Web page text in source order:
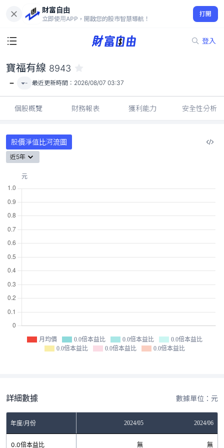
財富自由
立即使用APP，開啟您的股市智慧導航！
打開
登入
-
寶福有線 8943
- - 最近更新時間： 2026/08/07 03:37
個股概覽 財務報表 獲利能力 安全性分析
股價淨值比河流圖
近5年
月均價 0.0倍本益比 0.0倍本益比
0.0倍本益比
0.0倍本益比
0.0倍本益比 0.0倍本益比
詳細數據 數據單位：元
年度/月份 2024/05 2024/06
0.0倍本益比 無 無